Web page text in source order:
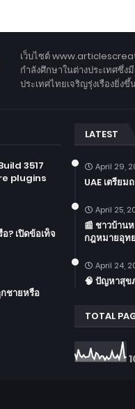
เว็บไซต์
กำลังศึกษาในต่างประเทศซึ่
ประเทศไทยเจริญรุ่งเรืองยิ่ง
3517
plugins
? เปิดข้อเท็จ
ชายหรือ
LATEST
April 29,
UAE เตรีย
April 25,
📰 ชาวบ้าน
กฎหมายอุท
April 24,
🧠 ปัญหาสุข
TOTAL
1